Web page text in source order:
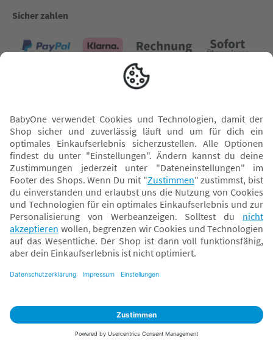
Sicher zahlen
Versand mit
* Alle Preise inkl. MwSt. und ggf. zzgl.Versandkosten. Der dargestellte Preis gilt -
abhängig von der von dir gewählten Option - im BabyOne-Onlineshop oder bei
Abholung in dem von dir gewählten BabyOne-Franchise-Betrieb. Der für den
Onlineshop geltende Preis stellt bei einem Verkauf durch unsere Franchise-
Nehmer eine unverbindliche Preisempfehlung dar. Der Verkaufspreis der
daher von dem Verkaufspreis im Onlineshop abweichen. Angaben zu
Klarna.